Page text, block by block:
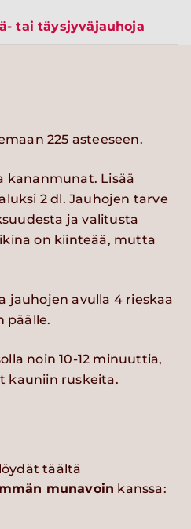
tai täysjyväjauhoja
225 asteeseen.
kananmunat. Lisää
2 dl. Jauhojen tarve
ja valitusta
on kiinteää, mutta
jauhojen avulla 4 rieskaa
päälle.
noin 10-12 minuuttia,
kauniin ruskeita.
löydät täältä
munavoin kanssa: